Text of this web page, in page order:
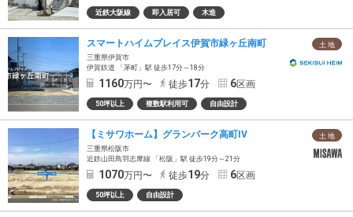
近鉄大阪線 即入居可 木造
土 地
スマートハイムプレイス伊賀市緑ヶ丘南町
三重県伊賀市
伊賀鉄道 「茅町」駅 徒歩17分～18分
1160万円〜 徒歩17分 6区画
50坪以上 複数駅利用可 自由設計
土 地
【ミサワホーム】グランパーク高町IV
三重県松阪市
近鉄山田鳥羽志摩線 「松阪」駅 徒歩19分～21分
1070万円〜 徒歩19分 6区画
50坪以上 自由設計